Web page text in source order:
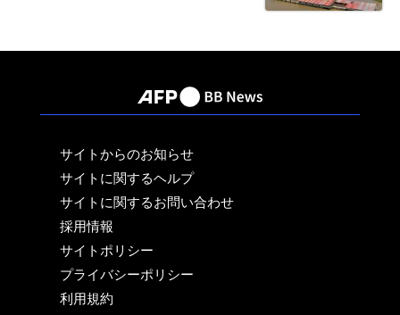
サイトからのお知らせ
サイトに関するヘルプ
サイトに関するお問い合わせ
採用情報
サイトポリシー
プライバシーポリシー
利用規約